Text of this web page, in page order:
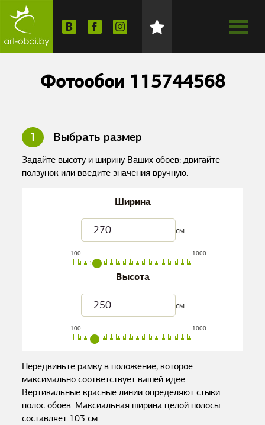
Фотообои 115744568
1 Выбрать размер
Задайте высоту и ширину Ваших обоев: двигайте
ползунок или введите значения вручную.
Ширина
см
100 1000
Высота
см
100 1000
Передвиньте рамку в положение, которое
максимально соответствует вашей идее.
Вертикальные красные линии определяют стыки
полос обоев. Максиальная ширина целой полосы
составляет 103 см.